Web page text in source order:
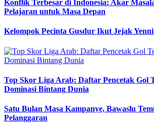
Konflik Terbesar di Indonesia: Akar
Pelajaran untuk Masa Depan
Kelompok Pecinta Gusdur Ikut Jejak
Top Skor Liga Arab: Daftar Pencetak Gol
Dominasi Bintang Dunia
Satu Bulan Masa Kampanye, Bawaslu
Pelanggaran